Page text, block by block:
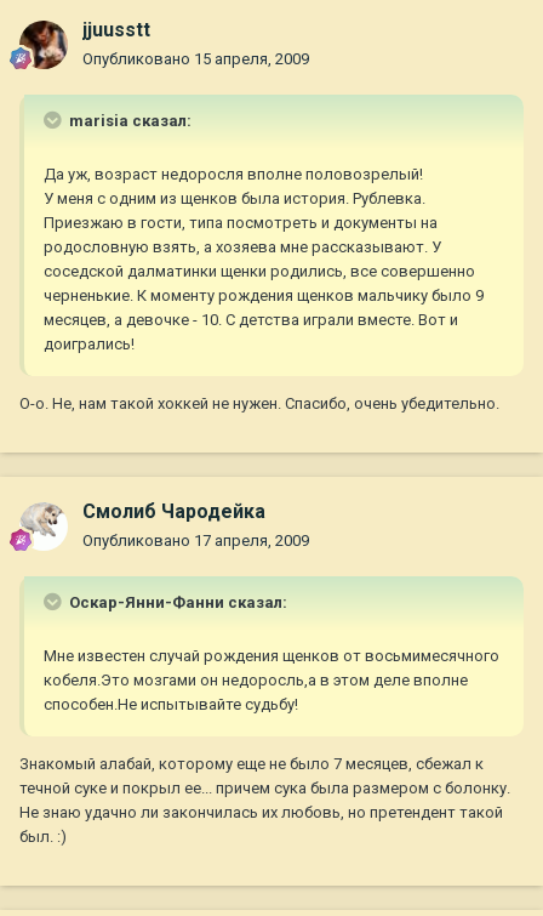
jjuusstt
Опубликовано 15 апреля, 2009
marisia сказал:
Да уж, возраст недоросля вполне половозрелый!
У меня с одним из щенков была история. Рублевка.
Приезжаю в гости, типа посмотреть и документы на
родословную взять, а хозяева мне рассказывают. У
соседской далматинки щенки родились, все совершенно
черненькие. К моменту рождения щенков мальчику было 9
месяцев, а девочке - 10. С детства играли вместе. Вот и
доигрались!
О-о. Не, нам такой хоккей не нужен. Спасибо, очень убедительно.
Смолиб Чародейка
Опубликовано 17 апреля, 2009
Оскар-Янни-Фанни сказал:
Мне известен случай рождения щенков от восьмимесячного
кобеля.Это мозгами он недоросль,а в этом деле вполне
способен.Не испытывайте судьбу!
Знакомый алабай, которому еще не было 7 месяцев, сбежал к
течной суке и покрыл ее... причем сука была размером с болонку.
Не знаю удачно ли закончилась их любовь, но претендент такой
был. :)